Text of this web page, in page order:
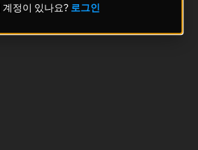
계정이 있나요? 로그인